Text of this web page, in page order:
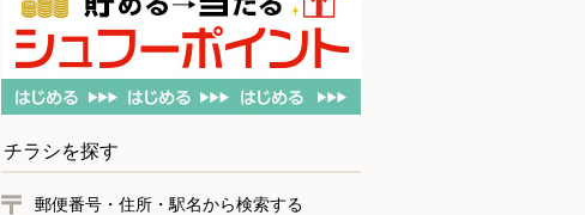
チラシを探す
郵便番号・住所・駅名から検索する